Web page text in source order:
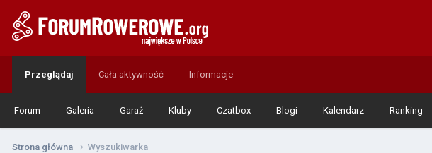
Przeglądaj
Forum Galeria Garaż Kluby Czatbox Blogi Kalendarz Ranking
Cała aktywność Informacje
Strona główna Wyszukiwarka